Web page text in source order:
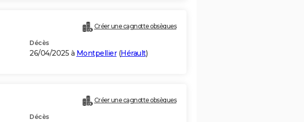
Créer une cagnotte obsèques
Décès
26/04/2025 à Montpellier(Hérault)
Créer une cagnotte obsèques
Décès